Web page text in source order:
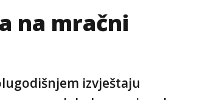
na mračni
izvještaju